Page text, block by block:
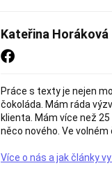
Kateřina Horáková
Práce s texty je nejen
čokoláda. Mám ráda
klienta. Mám více než
něco nového. Ve
Více o nás a jak články